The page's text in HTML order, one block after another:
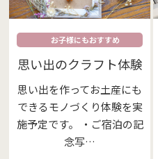
お子様にもおすすめ
思い出のクラフト体験
思い出を作ってお土産にも
できるモノづくり体験を実
施予定です。 ・ご宿泊の記
念写…